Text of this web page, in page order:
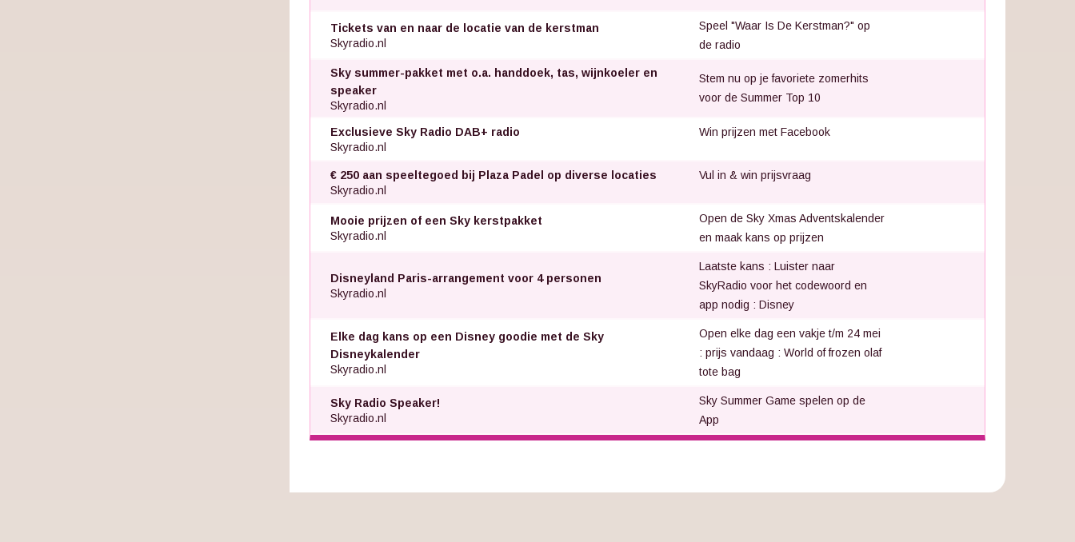
Tickets van en naar de locatie van de kerstman
Skyradio.nl
Speel "Waar Is De Kerstman?" op
de radio
Sky summer-pakket met o.a. handdoek, tas, wijnkoeler en
speaker
Skyradio.nl
Stem nu op je favoriete zomerhits
voor de Summer Top 10
Exclusieve Sky Radio DAB+ radio
Skyradio.nl
Win prijzen met Facebook
€ 250 aan speeltegoed bij Plaza Padel op diverse locaties
Skyradio.nl
Vul in & win prijsvraag
Mooie prijzen of een Sky kerstpakket
Skyradio.nl
Open de Sky Xmas Adventskalender
en maak kans op prijzen
Disneyland Paris-arrangement voor 4 personen
Skyradio.nl
Laatste kans : Luister naar
SkyRadio voor het codewoord en
app nodig : Disney
Elke dag kans op een Disney goodie met de Sky
Disneykalender
Skyradio.nl
Open elke dag een vakje t/m 24 mei
: prijs vandaag : World of frozen olaf
tote bag
Sky Radio Speaker!
Skyradio.nl
Sky Summer Game spelen op de
App